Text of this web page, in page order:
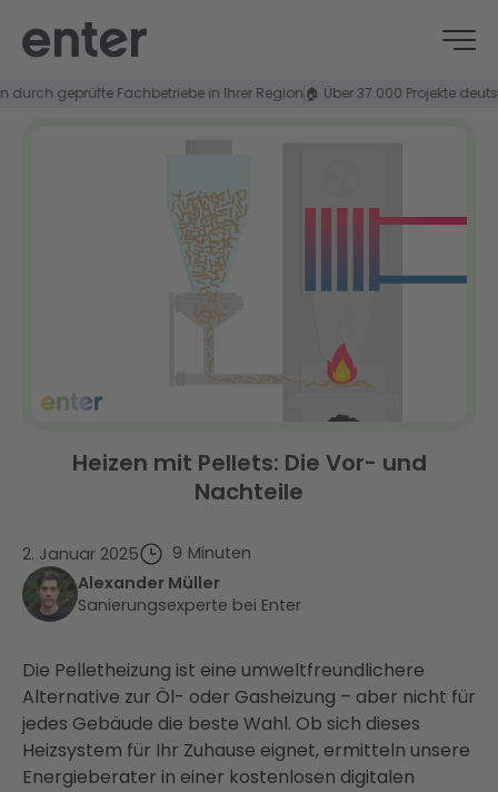
geprüfte Fachbetriebe in Ihrer Region🏠 Über 37.000 Projekte
Heizen mit Pellets: Die Vor- und
Nachteile
2. Januar 2025 9 Minuten
Alexander Müller
Sanierungsexperte bei Enter
Die Pelletheizung ist eine umweltfreundlichere
Alternative zur Öl- oder Gasheizung – aber nicht für
jedes Gebäude die beste Wahl. Ob sich dieses
Heizsystem für Ihr Zuhause eignet, ermitteln unsere
Energieberater in einer kostenlosen digitalen